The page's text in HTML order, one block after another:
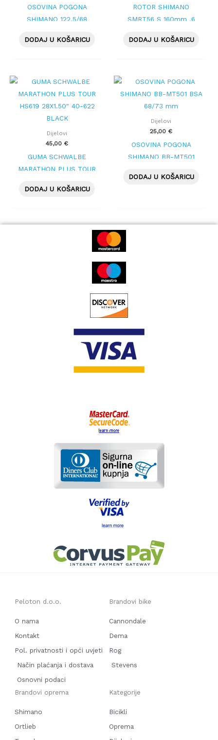
OSOVINA POGONA
SHIMANO 122.5/68
DODAJ U KOŠARICU
ROTOR SHIMANO
SMRT56 S 160mm ,6
DODAJ U KOŠARICU
Dijelovi
45,00 €
GUMA SCHWALBE
MARATHON PLUS TOUR
BLACK
DODAJ U KOŠARICU
Dijelovi
25,00 €
OSOVINA POGONA
SHIMANO BB-MT501
DODAJ U KOŠARICU
Peloton d.o.o.
O nama
Kontakt
Pol. privatnosti i opći uvjeti
Način plaćanja i dostava
Osnovni podaci
Brandovi bike
Cannondale
Dema
Rog
Stevens
Brandovi oprema
Shimano
Ortlieb
Kategorije
Bicikli
Oprema